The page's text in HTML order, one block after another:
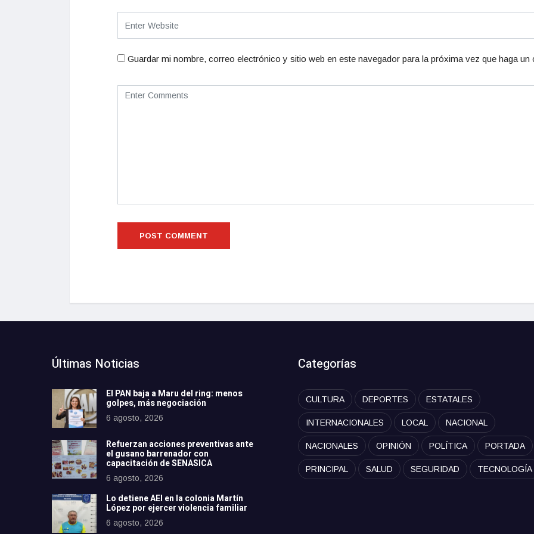
Guardar mi nombre, correo electrónico y sitio web en este navegador para la próxima vez que haga un
Últimas Noticias
El PAN baja a Maru del ring: menos
golpes, más negociación
6 agosto, 2026
Refuerzan acciones preventivas ante
el gusano barrenador con
capacitación de SENASICA
6 agosto, 2026
Lo detiene AEI en la colonia Martín
López por ejercer violencia familiar
6 agosto, 2026
Categorías
CULTURA DEPORTES ESTATALES
INTERNACIONALES LOCAL NACIONAL
NACIONALES OPINIÓN POLÍTICA PORTADA
PRINCIPAL SALUD SEGURIDAD TECNOLOGÍA